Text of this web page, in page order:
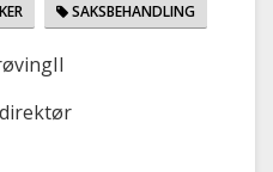
SAKSBEHANDLING